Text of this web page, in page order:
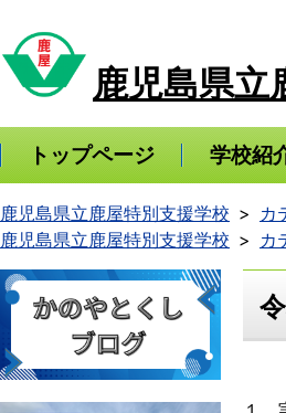
鹿児島県立
トップページ 学校紹
鹿児島県立鹿屋特別支援学校 カ
鹿児島県立鹿屋特別支援学校
カ